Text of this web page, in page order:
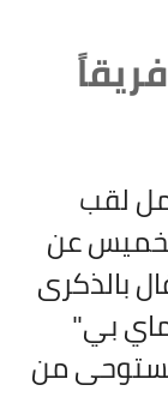
لقب
عن
بالذكرى
ماي بي"
من